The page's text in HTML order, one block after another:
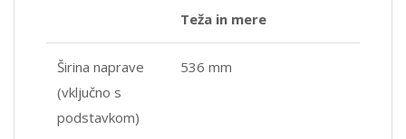
Teža in mere
Širina naprave
(vključno s
podstavkom)
536 mm